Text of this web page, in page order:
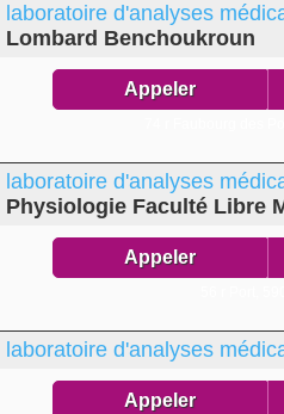
laboratoire d'analyses
Lombard Benchoukroun
Appeler
laboratoire d'analyses
Physiologie Faculté Libre
Appeler
laboratoire d'analyses
Appeler